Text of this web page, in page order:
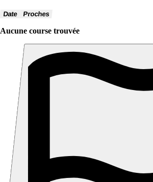
Date Proches
Aucune course trouvée